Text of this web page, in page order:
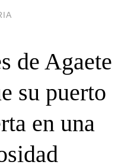
de Agaete
su puerto
en una